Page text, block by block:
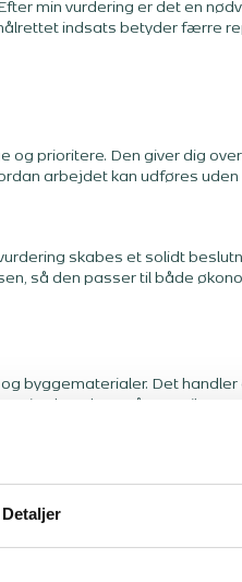
Detaljer
min vurdering er det en
indsats betyder færre
prioritere. Den giver dig
arbejdet kan udføres
skabes et solidt
så den passer til både
byggematerialer. Det handler
hvilken indflydelse
beslutning.